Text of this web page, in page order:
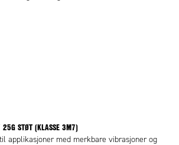
25G STØT (KLASSE 3M7)
applikasjoner med merkbare vibrasjoner og